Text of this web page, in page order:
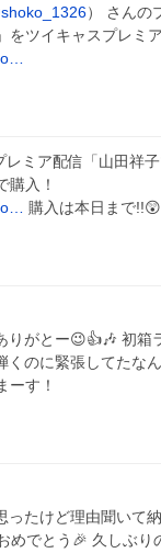
） さんの
をツイキャスプレミ
レミア配信「山田祥子
購入！
購入は本日まで
りがとー😉👍️🎶 初箱
のに緊張してたな
ーす！
ったけど理由聞いて
めでとう🎉 久しぶり